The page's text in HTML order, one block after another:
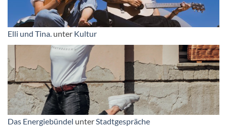
Elli und Tina. unter Kultur
Das Energiebündel unterStadtgespräche